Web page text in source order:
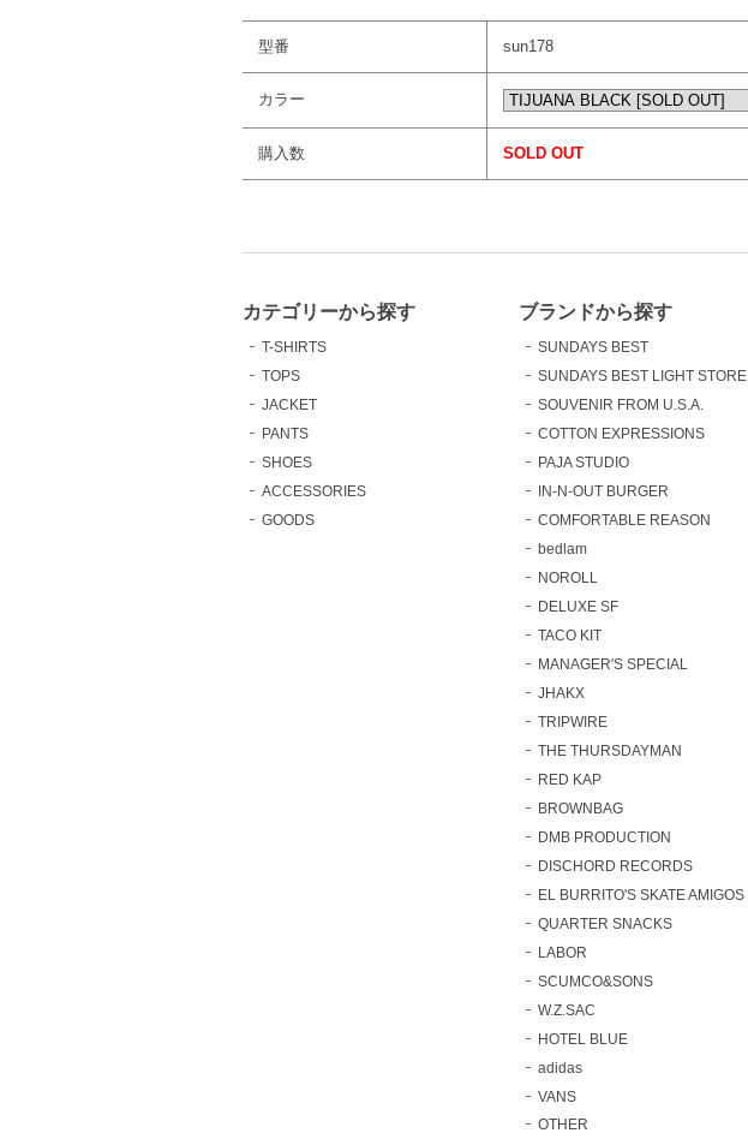
型番 sun178
カラー
購入数 SOLD OUT
カテゴリーから探す
T-SHIRTS
TOPS
JACKET
PANTS
SHOES
ACCESSORIES
GOODS
ブランドから探す
SUNDAYS BEST
SUNDAYS BEST LIGHT STORE
SOUVENIR FROM U.S.A.
COTTON EXPRESSIONS
PAJA STUDIO
IN-N-OUT BURGER
COMFORTABLE REASON
bedlam
NOROLL
DELUXE SF
TACO KIT
MANAGER'S SPECIAL
JHAKX
TRIPWIRE
THE THURSDAYMAN
RED KAP
BROWNBAG
DMB PRODUCTION
DISCHORD RECORDS
EL BURRITO'S SKATE AMIGOS
QUARTER SNACKS
LABOR
SCUMCO&SONS
W.Z.SAC
HOTEL BLUE
adidas
VANS
OTHER